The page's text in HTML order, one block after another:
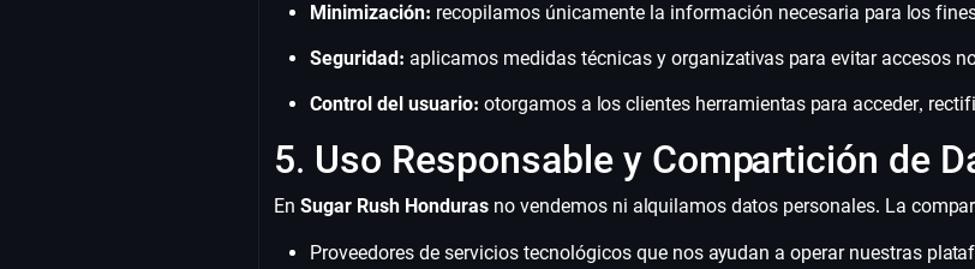
Minimización: recopilamos únicamente la información necesaria para los
Seguridad: aplicamos medidas técnicas y organizativas para evitar accesos
Control del usuario: otorgamos a los clientes herramientas para acceder,
5. Uso Responsable y Compartición de
En Sugar Rush Honduras no vendemos ni alquilamos datos personales. La
Proveedores de servicios tecnológicos que nos ayudan a operar nuestras